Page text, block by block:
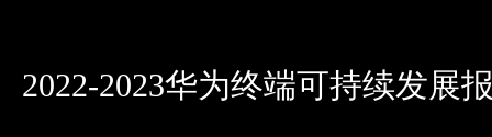
2022-2023华为终端可持续发展